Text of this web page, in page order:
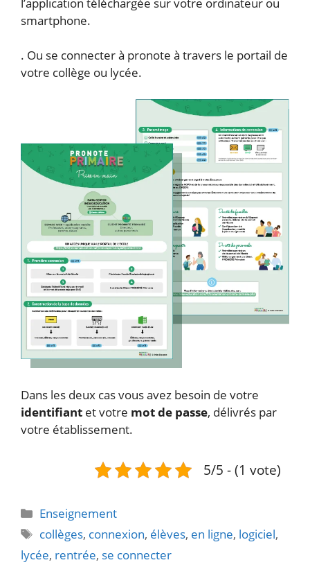
smartphone.
. Ou se connecter à pronote à travers le portail de
votre collège ou lycée.
Dans les deux cas vous avez besoin de votre
identifiant et votre mot de passe, délivrés par
votre établissement.
5/5 - (1 vote)
Catégories
Enseignement
Étiquettes
collèges, connexion, élèves, en ligne, logiciel,
lycée, rentrée, se connecter